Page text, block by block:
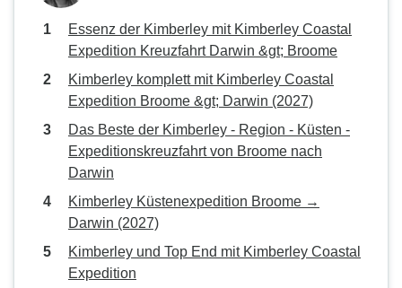
Essenz der Kimberley mit Kimberley Coastal
Expedition Kreuzfahrt Darwin &gt; Broome
Kimberley komplett mit Kimberley Coastal
Expedition Broome &gt; Darwin (2027)
Das Beste der Kimberley - Region - Küsten -
Expeditionskreuzfahrt von Broome nach
Darwin
Kimberley Küstenexpedition Broome →
Darwin (2027)
Kimberley und Top End mit Kimberley Coastal
Expedition